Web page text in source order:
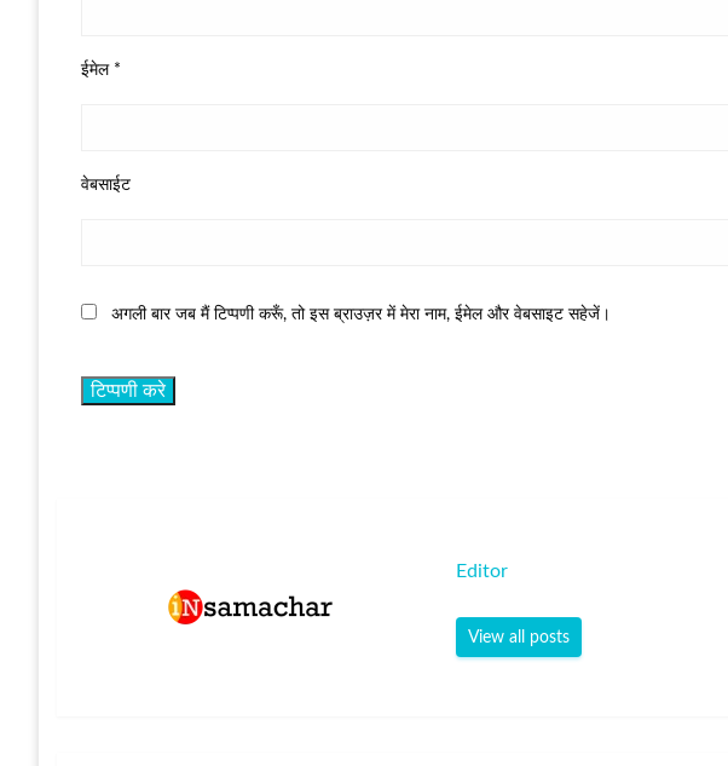
ईमेल *
वेबसाईट
अगली बार जब मैं टिप्पणी करूँ, तो इस ब्राउज़र में मेरा नाम, ईमेल और वेबसाइट सहेजें।
Editor
View all posts